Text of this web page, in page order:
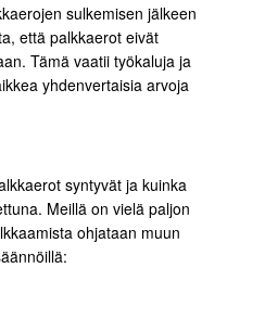
sulkemisen jälkeen
että palkkaerot eivät
Tämä vaatii työkaluja ja
yhdenvertaisia arvoja
syntyvät ja kuinka
Meillä on vielä paljon
ohjataan muun